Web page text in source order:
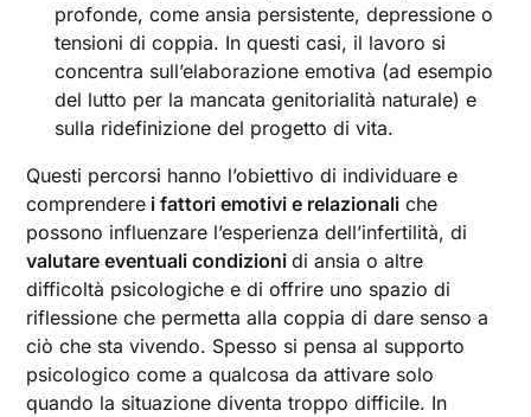
profonde, come ansia persistente, depressione o
tensioni di coppia. In questi casi, il lavoro si
concentra sull’elaborazione emotiva (ad esempio
del lutto per la mancata genitorialità naturale) e
sulla ridefinizione del progetto di vita.
Questi percorsi hanno l’obiettivo di individuare e
comprendere i fattori emotivi e relazionali che
possono influenzare l’esperienza dell’infertilità, di
valutare eventuali condizionidi ansia o altre
difficoltà psicologiche e di offrire uno spazio di
riflessione che permetta alla coppia di dare senso a
ciò che sta vivendo. Spesso si pensa al supporto
psicologico come a qualcosa da attivare solo
quando la situazione diventa troppo difficile. In